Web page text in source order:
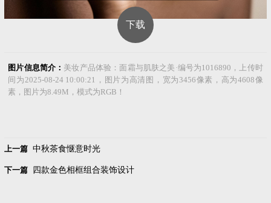
下载
图片信息简介： 美妆产品体验：面霜与肌肤之美·编号为1016890，上传时
间为2025-08-24 10:00:21，图片为高清图，宽为3456像素，高为4608像
素，图片为8.49M，模式为RGB！
上一篇中秋茶食惬意时光
下一篇四款金色相框组合装饰设计